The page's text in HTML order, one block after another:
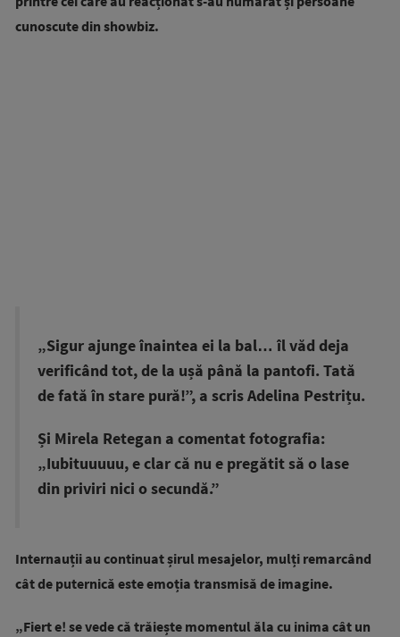
cunoscute din showbiz.
„Sigur ajunge înaintea ei la bal… îl văd deja
verificând tot, de la ușă până la pantofi. Tată
de fată în stare pură!”, a scris Adelina Pestrițu.
Și Mirela Retegan a comentat fotografia:
„Iubituuuuu, e clar că nu e pregătit să o lase
din priviri nici o secundă.”
Internauții au continuat șirul mesajelor, mulți remarcând
cât de puternică este emoția transmisă de imagine.
„Fiert e! se vede că trăiește momentul ăla cu inima cât un